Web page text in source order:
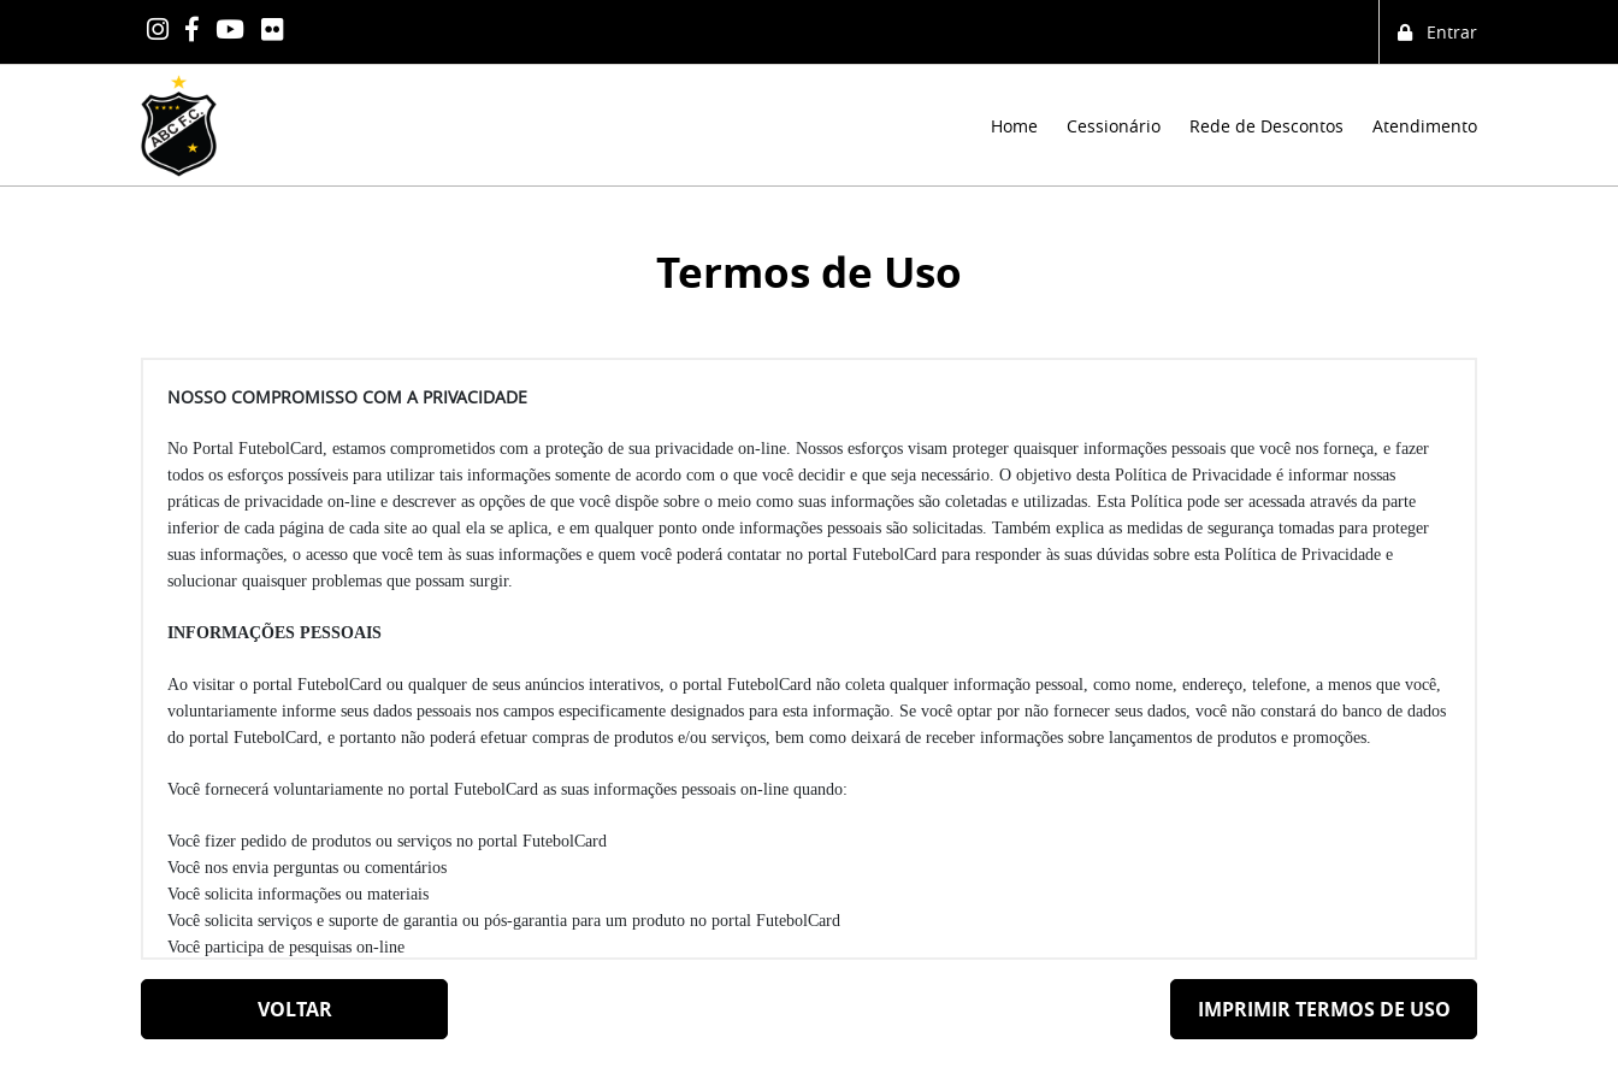
Entrar
Home Cessionário Rede de Descontos Atendimento
Termos de Uso
NOSSO COMPROMISSO COM A PRIVACIDADE
No Portal FutebolCard, estamos comprometidos com a proteção de sua privacidade on-line. Nossos esforços visam proteger quaisquer informações pessoais que você nos forneça, e fazer
todos os esforços possíveis para utilizar tais informações somente de acordo com o que você decidir e que seja necessário. O objetivo desta Política de Privacidade é informar nossas
práticas de privacidade on-line e descrever as opções de que você dispõe sobre o meio como suas informações são coletadas e utilizadas. Esta Política pode ser acessada através da parte
inferior de cada página de cada site ao qual ela se aplica, e em qualquer ponto onde informações pessoais são solicitadas. Também explica as medidas de segurança tomadas para proteger
suas informações, o acesso que você tem às suas informações e quem você poderá contatar no portal FutebolCard para responder às suas dúvidas sobre esta Política de Privacidade e
solucionar quaisquer problemas que possam surgir.
INFORMAÇÕES PESSOAIS
Ao visitar o portal FutebolCard ou qualquer de seus anúncios interativos, o portal FutebolCard não coleta qualquer informação pessoal, como nome, endereço, telefone, a menos que você,
voluntariamente informe seus dados pessoais nos campos especificamente designados para esta informação. Se você optar por não fornecer seus dados, você não constará do banco de dados
do portal FutebolCard, e portanto não poderá efetuar compras de produtos e/ou serviços, bem como deixará de receber informações sobre lançamentos de produtos e promoções.
Você fornecerá voluntariamente no portal FutebolCard as suas informações pessoais on-line quando:
Você fizer pedido de produtos ou serviços no portal FutebolCard
Você nos envia perguntas ou comentários
Você solicita informações ou materiais
Você solicita serviços e suporte de garantia ou pós-garantia para um produto no portal FutebolCard
Você participa de pesquisas on-line
Essas informações a serem fornecidas voluntariamente, poderão incluir nome, endereço, endereço de e-mail e informações do cartão de crédito na hora da compra.
VOLTAR IMPRIMIR TERMOS DE USO